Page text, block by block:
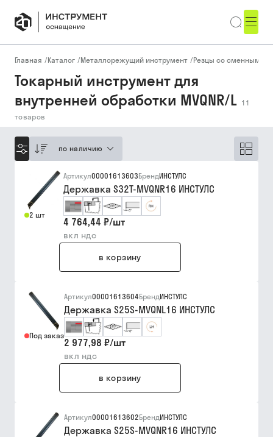
Главная /Каталог /Металлорежущий инструмент /Резцы со сменными
Токарный инструмент для
внутренней обработки MVQNR/L 11
товаров
по наличию
2 шт
Артикул00001613603БрендИНСТУЛС
Державка S32T-MVQNR16 ИНСТУЛС
4 764,44 ₽/шт
вкл ндс
в корзину
Под заказ
Артикул00001613604БрендИНСТУЛС
Державка S25S-MVQNL16 ИНСТУЛС
2 977,98 ₽/шт
вкл ндс
в корзину
Артикул00001613602БрендИНСТУЛС
Державка S25S-MVQNR16 ИНСТУЛС